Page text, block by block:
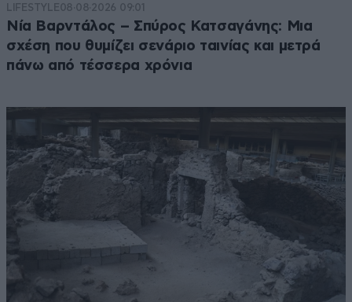
LIFESTYLE08·08·2026 09:01
Νία Βαρντάλος – Σπύρος Κατσαγάνης: Μια
σχέση που θυμίζει σενάριο ταινίας και μετρά
πάνω από τέσσερα χρόνια